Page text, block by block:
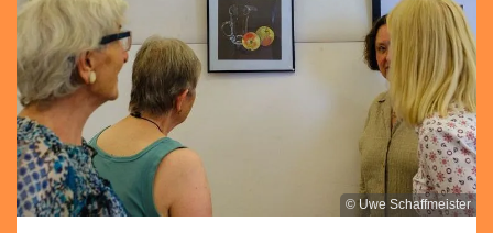
© Uwe Schaffmeister